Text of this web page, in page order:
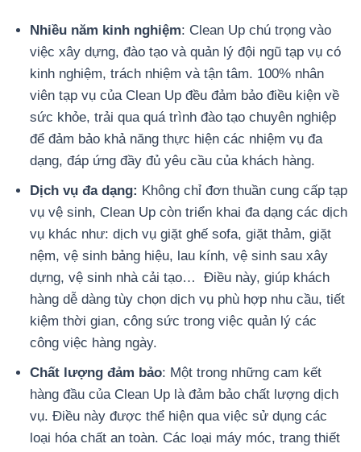
Nhiều năm kinh nghiệm: Clean Up chú trọng vào
việc xây dựng, đào tạo và quản lý đội ngũ tạp vụ có
kinh nghiệm, trách nhiệm và tận tâm. 100% nhân
viên tạp vụ của Clean Up đều đảm bảo điều kiện về
sức khỏe, trải qua quá trình đào tạo chuyên nghiệp
để đảm bảo khả năng thực hiện các nhiệm vụ đa
dạng, đáp ứng đầy đủ yêu cầu của khách hàng.
Dịch vụ đa dạng: Không chỉ đơn thuần cung cấp tạp
vụ vệ sinh, Clean Up còn triển khai đa dạng các dịch
vụ khác như: dịch vụ giặt ghế sofa, giặt thảm, giặt
nệm, vệ sinh bảng hiệu, lau kính, vệ sinh sau xây
dựng, vệ sinh nhà cải tạo… Điều này, giúp khách
hàng dễ dàng tùy chọn dịch vụ phù hợp nhu cầu, tiết
kiệm thời gian, công sức trong việc quản lý các
công việc hàng ngày.
Chất lượng đảm bảo: Một trong những cam kết
hàng đầu của Clean Up là đảm bảo chất lượng dịch
vụ. Điều này được thể hiện qua việc sử dụng các
loại hóa chất an toàn. Các loại máy móc, trang thiết